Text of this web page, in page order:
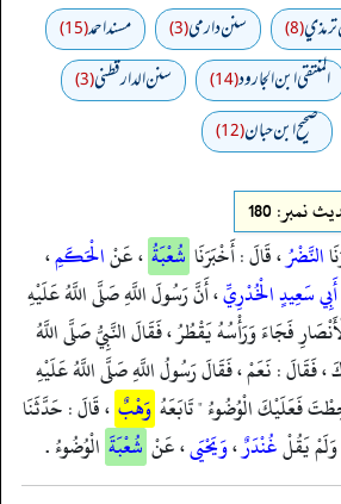
(8) سنن دارمي(3) مسند احمد(15)
المنتقى ابن الجارود(14) سنن الدارقطني(3)
صحیح ابن حبان(12)
180
النَّضْرُ، قَالَ : أَخْبَرَنَا شُعْبَةُ ، عَنْالْحَكَمِ،
أَبِي سَعِيدٍ الْخُدْرِيِّ، أَنَّ رَسُولَ اللَّهِ صَلَّى اللَّهُ عَلَيْهِ
فَجَاءَ وَرَأْسُهُ يَقْطُرُ ، فَقَالَ النَّبِيُّ صَلَّى اللَّهُ
فَقَالَ : نَعَمْ ، فَقَالَ رَسُولُ اللَّهِ صَلَّى اللَّهُ عَلَيْهِ
فَعَلَيْكَ الْوُضُوءُ " تَابَعَهُ وَهْبٌ ، قَالَ : حَدَّثَنَا
وَلَمْ يَقُلْغُنْدَرٌ،وَيَحْيَى، عَنْ شُعْبَةَ الْوُضُوءُ .